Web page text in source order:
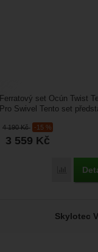
4 190Kč -15 %
3 559 Kč
Porovnat
Ferratový set Ocún Twist
Pro Swivel Tento set
Skylotec